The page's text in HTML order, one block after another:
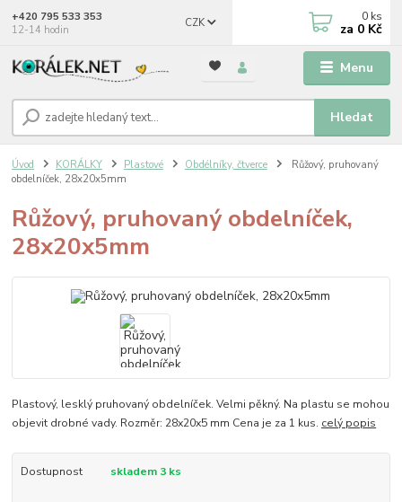
Menu
CZK
Hledat
+420 795 533 353
12-14 hodin
0 ks
za 0 Kč
Úvod KORÁLKY Plastové Obdélníky, čtverce
Růžový, pruhovaný
obdelníček, 28x20x5mm
Růžový, pruhovaný obdelníček,
28x20x5mm
Plastový, lesklý pruhovaný obdelníček. Velmi pěkný. Na plastu se mohou
objevit drobné vady. Rozměr: 28x20x5 mm Cena je za 1 kus. celý popis
Dostupnost skladem 3 ks